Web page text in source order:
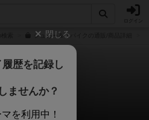
シュガー＆スパイクの通販/商品詳細
＆スパイク
イさんのレビュー
閉じる
歴を記録し
ませんか？
を利用中！